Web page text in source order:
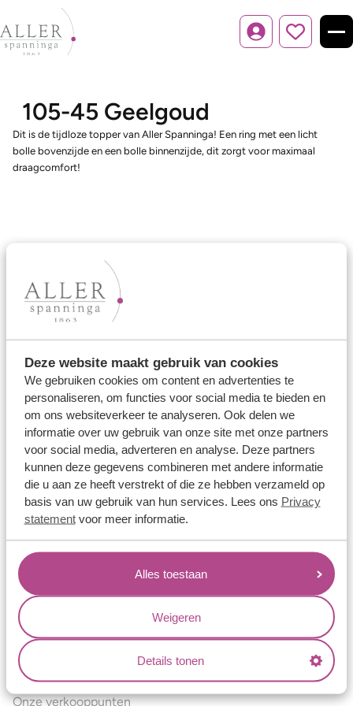
Deze website maakt gebruik van cookies
We gebruiken cookies om content en advertenties te
personaliseren, om functies voor social media te bieden en
om ons websiteverkeer te analyseren. Ook delen we
informatie over uw gebruik van onze site met onze partners
voor social media, adverteren en analyse. Deze partners
kunnen deze gegevens combineren met andere informatie
die u aan ze heeft verstrekt of die ze hebben verzameld op
basis van uw gebruik van hun services. Lees ons Privacy
statementvoor meer informatie.
Alles toestaan
Weigeren
Details tonen
Inloggen
105-45 Geelgoud
Dit is de tijdloze topper van Aller Spanninga! Een ring met een licht
bolle bovenzijde en een bolle binnenzijde, dit zorgt voor maximaal
draagcomfort!
Ons aanbod
Trouwringen
Verlovingsringen
Vriendschapsringen
Over ons
Aller Spanninga
Historie
Certificaten
Blogs
Jouw voordelen
Conflictvrije Materialen
Oneindig veel mogelijkheden
Kwaliteit
Juweliers & Contact
Onze verkooppunten